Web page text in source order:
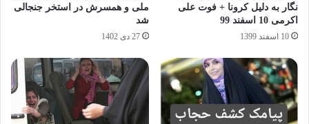
نگار به دلیل کرونا + فوت علی
اکرمی 10 اسفند 99
10 اسفند 1399
ملی و همسرش در استخر جنجالی
شد
27 دی 1402